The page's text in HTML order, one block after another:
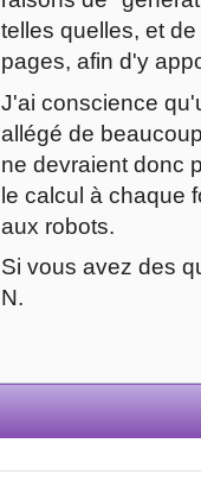
telles quelles, et
pages, afin d'y
J'ai conscience
allégé de
ne devraient donc
le calcul à chaque
aux robots.
Si vous avez des
N.